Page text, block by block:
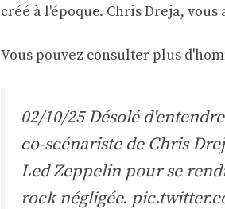
créé à l'époque. Chris Dreja,
Vous pouvez consulter plus
02/10/25 Désolé
co-scénariste de Chris
Led Zeppelin pour se
rock négligée.